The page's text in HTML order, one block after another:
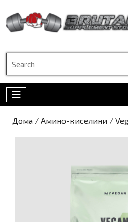
to
content
Menu
Дома / Амино-киселини /